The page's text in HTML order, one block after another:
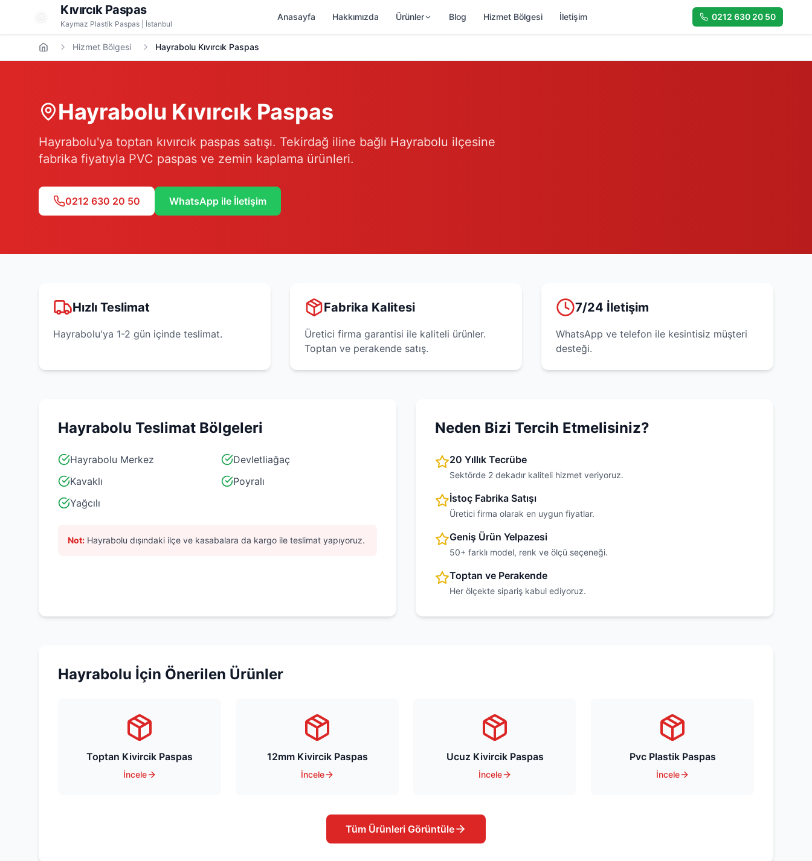
Kıvırcık Paspas
Kaymaz Plastik Paspas | İstanbul
Anasayfa Hakkımızda Ürünler Blog Hizmet Bölgesi İletişim 0212 630 20 50
Hizmet Bölgesi Hayrabolu Kıvırcık Paspas
Hayrabolu Kıvırcık Paspas
Hayrabolu'ya toptan kıvırcık paspas satışı. Tekirdağ iline bağlı Hayrabolu ilçesine
fabrika fiyatıyla PVC paspas ve zemin kaplama ürünleri.
0212 630 20 50 WhatsApp ile İletişim
Hızlı Teslimat
Hayrabolu'ya 1-2 gün içinde teslimat.
Fabrika Kalitesi
Üretici firma garantisi ile kaliteli ürünler.
Toptan ve perakende satış.
7/24 İletişim
WhatsApp ve telefon ile kesintisiz müşteri
desteği.
Hayrabolu Teslimat Bölgeleri
Hayrabolu Merkez
Devletliağaç
Kavaklı
Poyralı
Yağcılı
Not: Hayrabolu dışındaki ilçe ve kasabalara da kargo ile teslimat yapıyoruz.
Neden Bizi Tercih Etmelisiniz?
20 Yıllık Tecrübe
Sektörde 2 dekadır kaliteli hizmet veriyoruz.
İstoç Fabrika Satışı
Üretici firma olarak en uygun fiyatlar.
Geniş Ürün Yelpazesi
50+ farklı model, renk ve ölçü seçeneği.
Toptan ve Perakende
Her ölçekte sipariş kabul ediyoruz.
Hayrabolu İçin Önerilen Ürünler
Toptan Kivircik Paspas
İncele
12mm Kivircik Paspas
İncele
Ucuz Kivircik Paspas
İncele
Pvc Plastik Paspas
İncele
Tüm Ürünleri Görüntüle